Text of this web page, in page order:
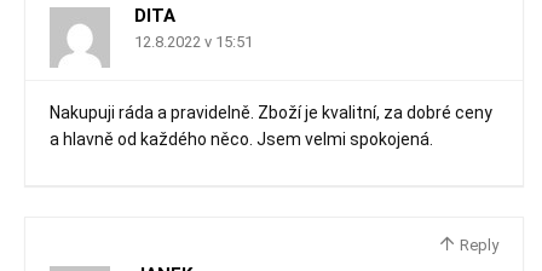
DITA
12.8.2022 v 15:51
Nakupuji ráda a pravidelně. Zboží je kvalitní, za dobré ceny
a hlavně od každého něco. Jsem velmi spokojená.
Reply